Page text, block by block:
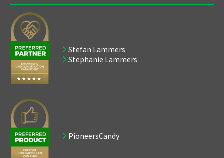
Stefan Lammers
Stephanie Lammers
PioneersCandy